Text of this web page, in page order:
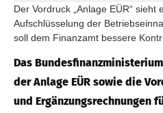
Der Vordruck „Anlage EÜR“ sieht
Aufschlüsselung der
soll dem Finanzamt bessere
Das
der Anlage EÜR sowie die
und Ergänzungsrechnungen